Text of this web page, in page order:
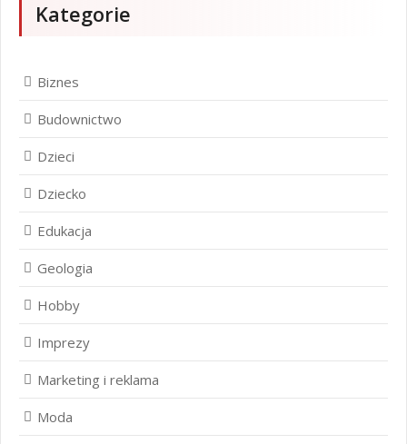
Kategorie
Biznes
Budownictwo
Dzieci
Dziecko
Edukacja
Geologia
Hobby
Imprezy
Marketing i reklama
Moda